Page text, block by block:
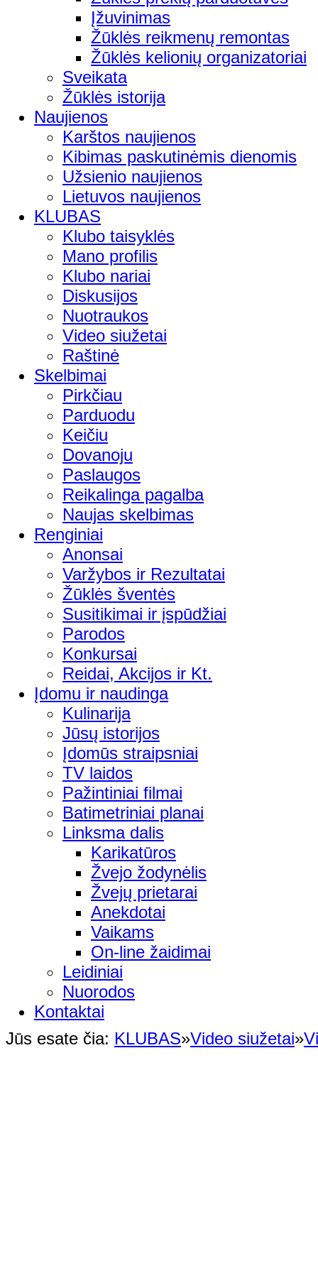
Įžuvinimas
Žūklės reikmenų remontas
Žūklės kelionių organizatoriai
Sveikata
Žūklės istorija
Naujienos
Karštos naujienos
Kibimas paskutinėmis dienomis
Užsienio naujienos
Lietuvos naujienos
KLUBAS
Klubo taisyklės
Mano profilis
Klubo nariai
Diskusijos
Nuotraukos
Video siužetai
Raštinė
Skelbimai
Pirkčiau
Parduodu
Keičiu
Dovanoju
Paslaugos
Reikalinga pagalba
Naujas skelbimas
Renginiai
Anonsai
Varžybos ir Rezultatai
Žūklės šventės
Susitikimai ir įspūdžiai
Parodos
Konkursai
Reidai, Akcijos ir Kt.
Įdomu ir naudinga
Kulinarija
Jūsų istorijos
Įdomūs straipsniai
TV laidos
Pažintiniai filmai
Batimetriniai planai
Linksma dalis
Karikatūros
Žvejo žodynėlis
Žvejų prietarai
Anekdotai
Vaikams
On-line žaidimai
Leidiniai
Nuorodos
Kontaktai
Jūs esate čia: KLUBAS»Video siužetai»